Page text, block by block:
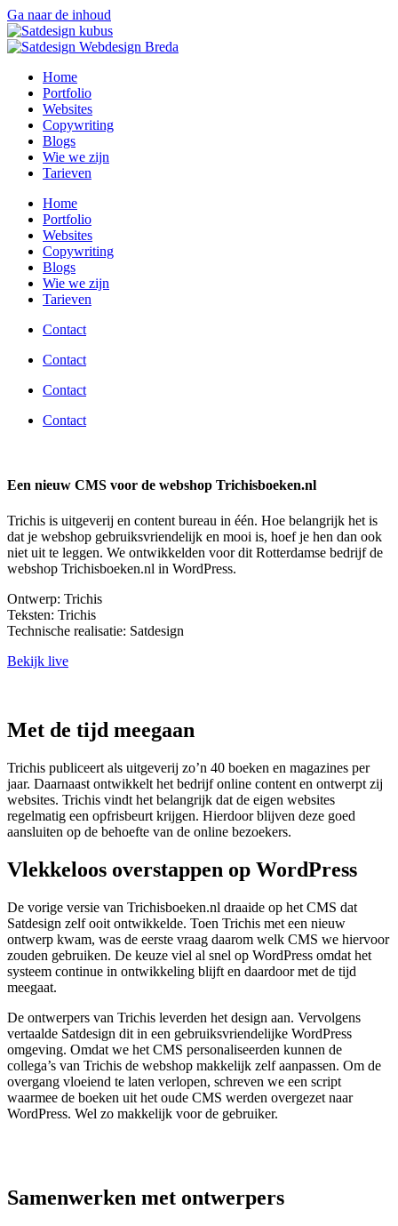
Ga naar de inhoud
Home
Portfolio
Websites
Copywriting
Blogs
Wie we zijn
Tarieven
Home
Portfolio
Websites
Copywriting
Blogs
Wie we zijn
Tarieven
Contact
Contact
Contact
Contact
Een nieuw CMS voor de webshop Trichisboeken.nl
Trichis is uitgeverij en content bureau in één. Hoe belangrijk het is
dat je webshop gebruiksvriendelijk en mooi is, hoef je hen dan ook
niet uit te leggen. We ontwikkelden voor dit Rotterdamse bedrijf de
webshop Trichisboeken.nl in WordPress.
Ontwerp: Trichis
Teksten: Trichis
Technische realisatie: Satdesign
Bekijk live
Met de tijd meegaan
Trichis publiceert als uitgeverij zo’n 40 boeken en magazines per
jaar. Daarnaast ontwikkelt het bedrijf online content en ontwerpt zij
websites. Trichis vindt het belangrijk dat de eigen websites
regelmatig een opfrisbeurt krijgen. Hierdoor blijven deze goed
aansluiten op de behoefte van de online bezoekers.
Vlekkeloos overstappen op WordPress
De vorige versie van Trichisboeken.nl draaide op het CMS dat
Satdesign zelf ooit ontwikkelde. Toen Trichis met een nieuw
ontwerp kwam, was de eerste vraag daarom welk CMS we hiervoor
zouden gebruiken. De keuze viel al snel op WordPress omdat het
systeem continue in ontwikkeling blijft en daardoor met de tijd
meegaat.
De ontwerpers van Trichis leverden het design aan. Vervolgens
vertaalde Satdesign dit in een gebruiksvriendelijke WordPress
omgeving. Omdat we het CMS personaliseerden kunnen de
collega’s van Trichis de webshop makkelijk zelf aanpassen. Om de
overgang vloeiend te laten verlopen, schreven we een script
waarmee de boeken uit het oude CMS werden overgezet naar
WordPress. Wel zo makkelijk voor de gebruiker.
Samenwerken met ontwerpers